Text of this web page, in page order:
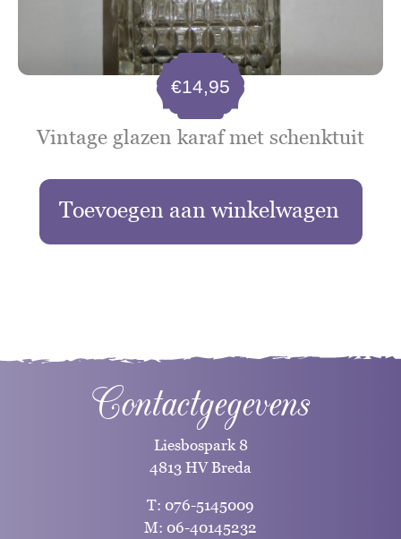
Vintage glazen karaf met schenktuit
€14,95
Toevoegen aan winkelwagen
Contactgegevens
Liesbospark 8
4813 HV Breda
T: 076-5145009
M: 06-40145232